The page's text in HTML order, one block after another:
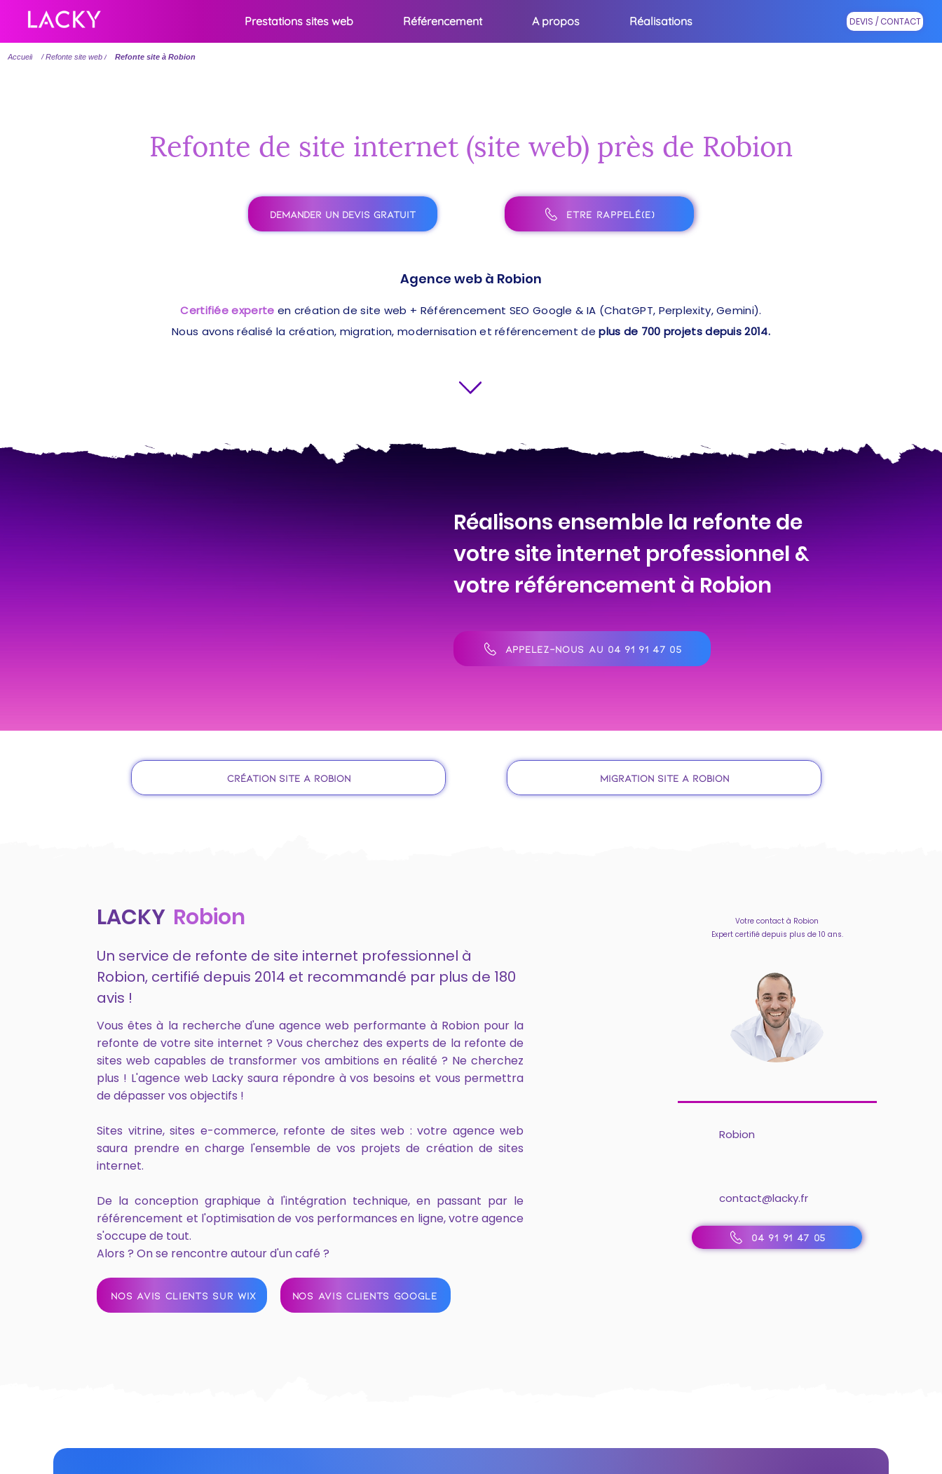
Prestations sites web Référencement A propos Réalisations DEVIS / CONTACT
Accueil / Refonte site web / Refonte site à Robion
Refonte de site internet (site web) près de Robion
DEMANDER UN DEVIS GRATUIT ÊTRE RAPPELÉ(E)
Agence web à Robion
Certifiée experte en création de site web + Référencement SEO Google & IA (ChatGPT, Perplexity, Gemini).
Nous avons réalisé la création, migration, modernisation et référencement de plus de 700 projets depuis 2014.
Réalisons ensemble la refonte de
votre site internet professionnel &
votre référencement à Robion
APPELEZ-NOUS AU 04 91 91 47 05
Création site à Robion Migration site à Robion
LACKY Robion
Un service de refonte de site internet professionnel à
Robion, certifié depuis 2014 et recommandé par plus de 180
avis !
Vous êtes à la recherche d'une agence web performante à Robion pour la
refonte de votre site internet ? Vous cherchez des experts de la refonte de
sites web capables de transformer vos ambitions en réalité ? Ne cherchez
plus ! L'agence web Lacky saura répondre à vos besoins et vous permettra
de dépasser vos objectifs !
Sites vitrine, sites e-commerce, refonte de sites web : votre agence web
saura prendre en charge l'ensemble de vos projets de création de sites
internet.
De la conception graphique à l'intégration technique, en passant par le
référencement et l'optimisation de vos performances en ligne, votre agence
s'occupe de tout.
Alors ? On se rencontre autour d'un café ?
NOS AVIS CLIENTS SUR WIX NOS AVIS CLIENTS GOOGLE
Votre contact à Robion
Expert certifié depuis plus de 10 ans.
Robion
contact@lacky.fr
04 91 91 47 05